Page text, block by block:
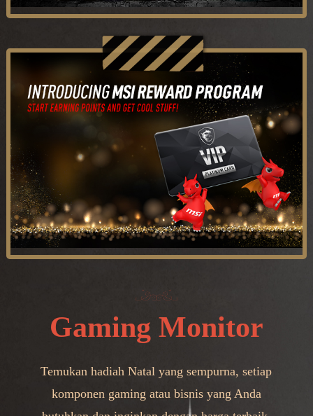
Gaming Monitor
Temukan hadiah Natal yang sempurna, setiap
komponen gaming atau bisnis yang Anda